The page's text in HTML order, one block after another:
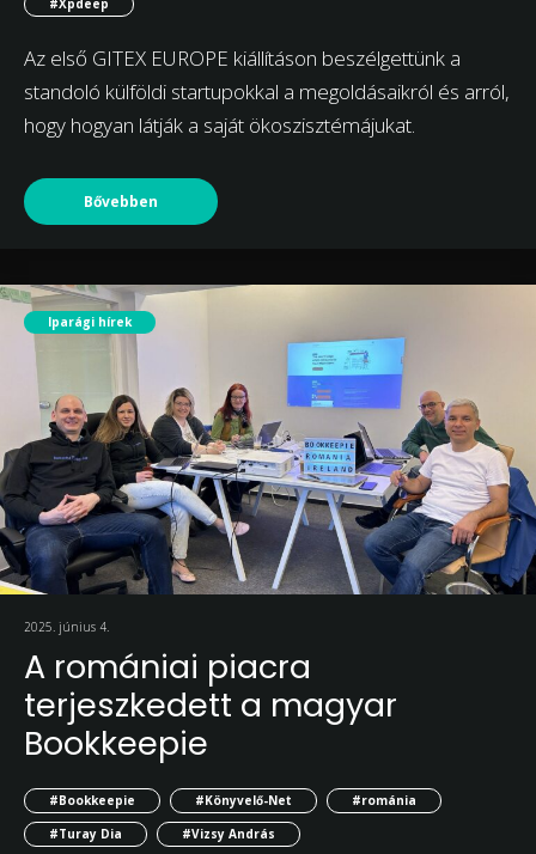
#Xpdeep
Az első GITEX EUROPE kiállításon beszélgettünk a
standoló külföldi startupokkal a megoldásaikról és arról,
hogy hogyan látják a saját ökoszisztémájukat.
Bővebben
Iparági hírek
2025. június 4.
A romániai piacra
terjeszkedett a magyar
Bookkeepie
#Bookkeepie #Könyvelő-Net
#románia
#Turay Dia
#Vizsy András